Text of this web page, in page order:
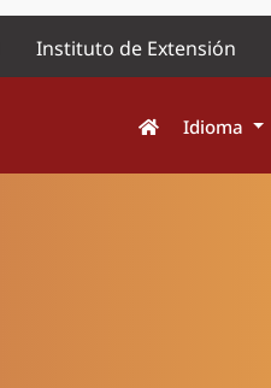
Instituto de Extensión
Idioma